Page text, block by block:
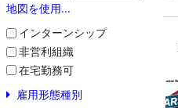
地図を使用...
インターンシップ
非営利組織
在宅勤務可
雇用形態種別